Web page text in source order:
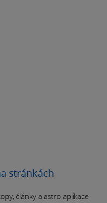
stránkách
články a astro aplikace